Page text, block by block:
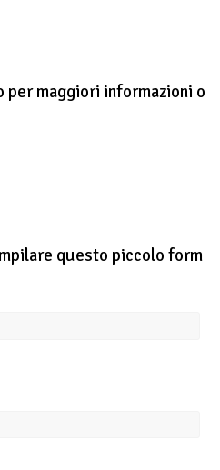
maggiori informazioni o
questo piccolo form